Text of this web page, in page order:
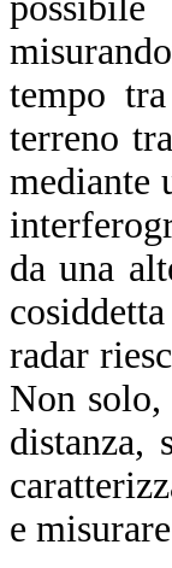
tempo
terreno
mediante
da una
radar
Non
distanza,
e